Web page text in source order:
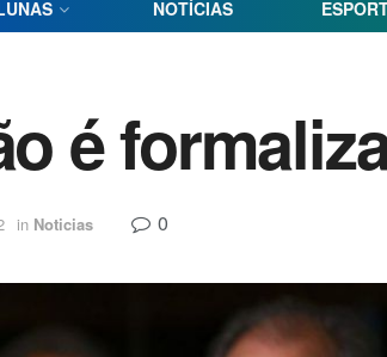
NOTÍCIAS
é
in Noticias 0